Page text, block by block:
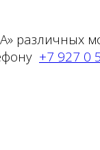
различных
+7 927 0